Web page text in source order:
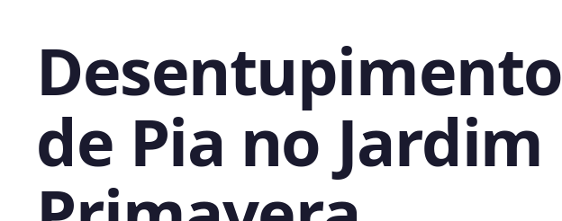
Desentupimento
de Pia no Jardim